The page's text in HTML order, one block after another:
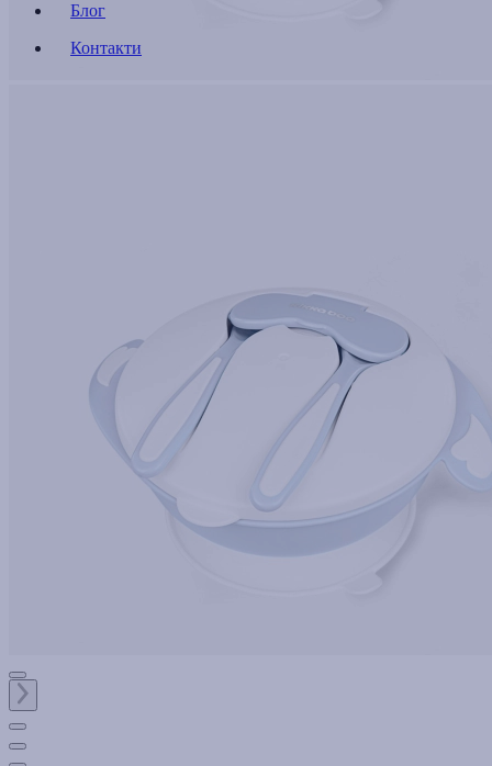
Блог
Контакти